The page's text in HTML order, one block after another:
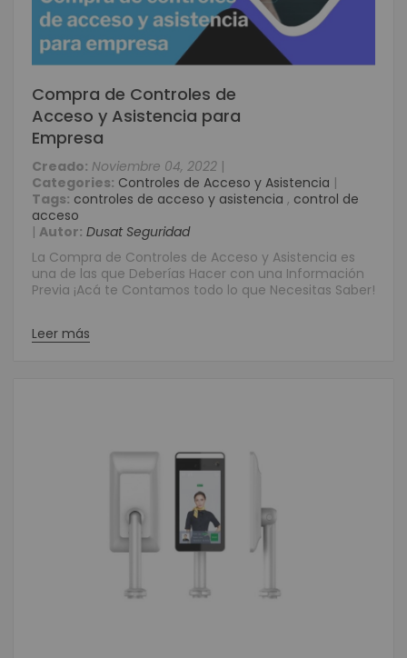
Compra de Controles de
Acceso y Asistencia para
Empresa
Creado: Noviembre 04, 2022 |
Categories: Controles de Acceso y Asistencia |
Tags: controles de acceso y asistencia , control de
acceso
| Autor: Dusat Seguridad
La Compra de Controles de Acceso y Asistencia es
una de las que Deberías Hacer con una Información
Previa ¡Acá te Contamos todo lo que Necesitas Saber!
Leer más